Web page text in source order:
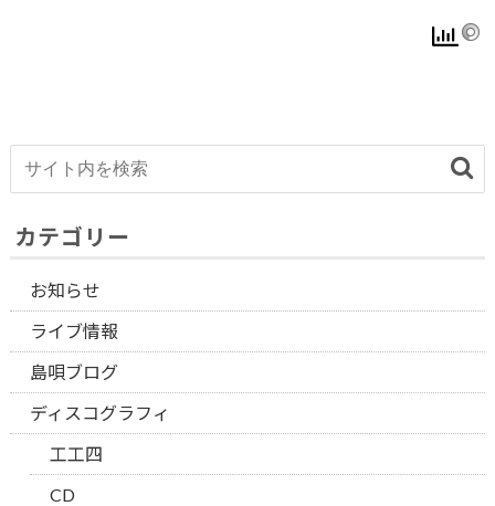
カテゴリー
お知らせ
ライブ情報
島唄ブログ
ディスコグラフィ
工工四
CD